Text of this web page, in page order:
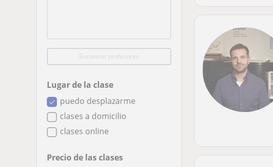
Encontrar profesores
Lugar de la clase
puedo desplazarme
clases a domicilio
clases online
Precio de las clases